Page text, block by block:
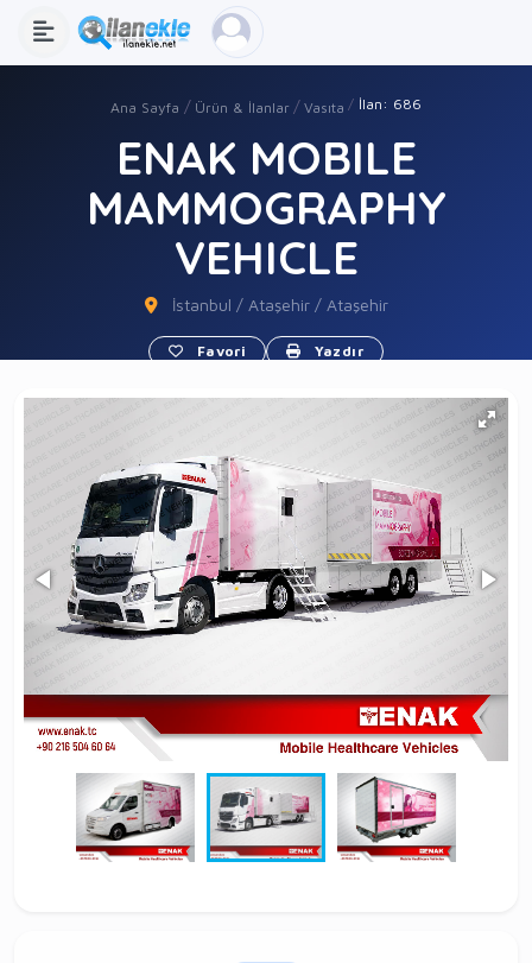
Ana Sayfa Ürün & İlanlar Vasıta İlan: 686
ENAK MOBILE
MAMMOGRAPHY
VEHICLE
İstanbul / Ataşehir / Ataşehir
Favori Yazdır